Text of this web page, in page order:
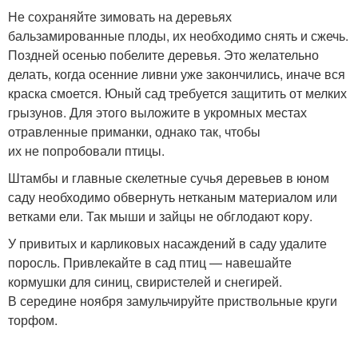
Не сохраняйте зимовать на деревьях
бальзамированные плоды, их необходимо снять и сжечь.
Поздней осенью побелите деревья. Это желательно
делать, когда осенние ливни уже закончились, иначе вся
краска смоется. Юный сад требуется защитить от мелких
грызунов. Для этого выложите в укромных местах
отравленные приманки, однако так, чтобы
их не попробовали птицы.
Штамбы и главные скелетные сучья деревьев в юном
саду необходимо обвернуть нетканым материалом или
ветками ели. Так мыши и зайцы не обглодают кору.
У привитых и карликовых насаждений в саду удалите
поросль. Привлекайте в сад птиц — навешайте
кормушки для синиц, свиристелей и снегирей.
В середине ноября замульчируйте приствольные круги
торфом.